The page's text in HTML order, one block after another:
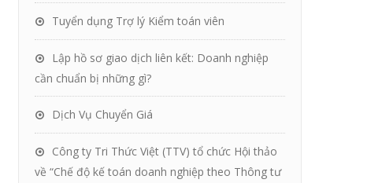
Tuyển dụng Trợ lý Kiểm toán viên
Lập hồ sơ giao dịch liên kết: Doanh nghiệp
cần chuẩn bị những gì?
Dịch Vụ Chuyển Giá
Công ty Tri Thức Việt (TTV) tổ chức Hội thảo
về “Chế độ kế toán doanh nghiệp theo Thông tư